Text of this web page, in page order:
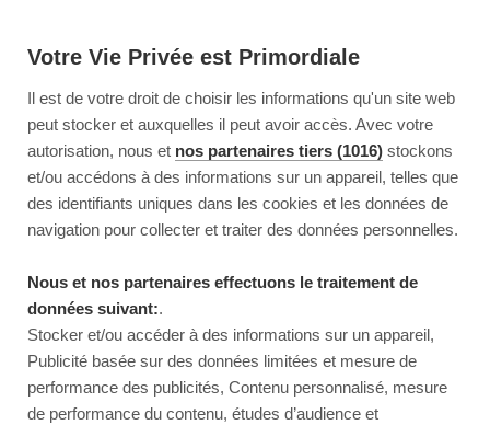
Votre Vie Privée est Primordiale
Il est de votre droit de choisir les informations qu'un site web
peut stocker et auxquelles il peut avoir accès. Avec votre
autorisation, nous et nos partenaires tiers (1016) stockons
et/ou accédons à des informations sur un appareil, telles que
des identifiants uniques dans les cookies et les données de
navigation pour collecter et traiter des données personnelles.
Nous et nos partenaires effectuons le traitement de
données suivant:.
Stocker et/ou accéder à des informations sur un appareil,
Publicité basée sur des données limitées et mesure de
performance des publicités, Contenu personnalisé, mesure
de performance du contenu, études d’audience et